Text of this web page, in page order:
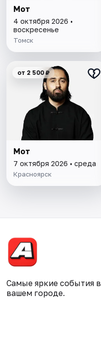
Мот
4 октября 2026 •
воскресенье
Томск
от 2 500 ₽
Мот
7 октября 2026 • среда
Красноярск
Самые яркие события в
вашем городе.